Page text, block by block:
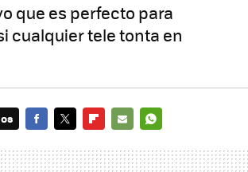
que es perfecto para
cualquier tele tonta en
MAIL